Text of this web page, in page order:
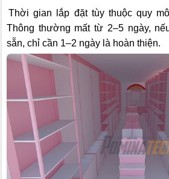
Thời gian lắp đặt tùy thuộc quy
Thông thường mất từ 2–5 ngày,
sẵn, chỉ cần 1–2 ngày là hoàn thiện.